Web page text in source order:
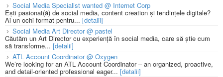
Social Media Specialist wanted @ Internet Corp
Ești pasionat(ă) de social media, content creation și tendințele digitale?
Ai un ochi format pentru... [detalii]
Social Media Art Director @ pastel
Căutăm un Art Director cu experiență în social media, care să știe cum
să transforme... [detalii]
ATL Account Coordinator @ Oxygen
We’re looking for an ATL Account Coordinator – an organized, proactive,
and detail-oriented professional eager... [detalii]